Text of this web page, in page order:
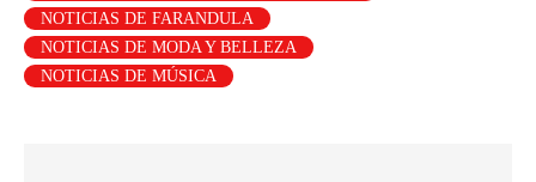
NOTICIAS DE FARANDULA
NOTICIAS DE MODA Y BELLEZA
NOTICIAS DE MÚSICA